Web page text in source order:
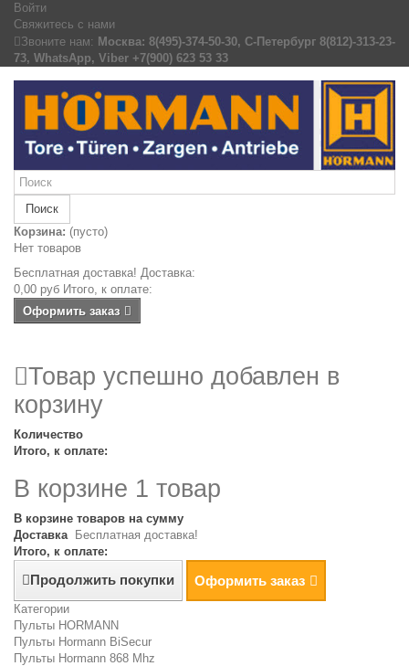
Войти
Свяжитесь с нами
Звоните нам: Москва: 8(495)-374-50-30, С-Петербург 8(812)-313-23-
73, WhatsApp, Viber +7(900) 623 53 33
Поиск
Корзина: (пусто)
Нет товаров
Бесплатная доставка! Доставка:
0,00 руб Итого, к оплате:
Оформить заказ
Товар успешно добавлен в
корзину
Количество
Итого, к оплате:
В корзине 1 товар
В корзине товаров на сумму
Доставка Бесплатная доставка!
Итого, к оплате:
Продолжить покупки Оформить заказ
Категории
Пульты HORMANN
Пульты Hormann BiSecur
Пульты Hormann 868 Mhz